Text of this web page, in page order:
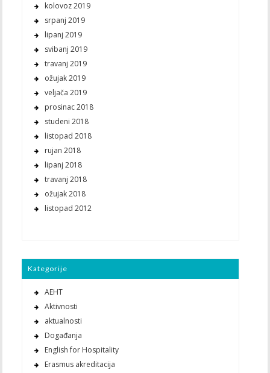
kolovoz 2019
srpanj 2019
lipanj 2019
svibanj 2019
travanj 2019
ožujak 2019
veljača 2019
prosinac 2018
studeni 2018
listopad 2018
rujan 2018
lipanj 2018
travanj 2018
ožujak 2018
listopad 2012
Kategorije
AEHT
Aktivnosti
aktualnosti
Događanja
English for Hospitality
Erasmus akreditacija